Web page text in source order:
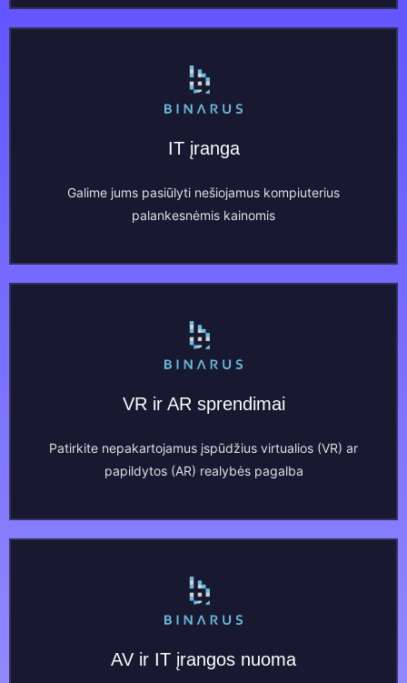
IT įranga
Galime jums pasiūlyti nešiojamus kompiuterius
palankesnėmis kainomis
VR ir AR sprendimai
Patirkite nepakartojamus įspūdžius virtualios (VR) ar
papildytos (AR) realybės pagalba
AV ir IT įrangos nuoma